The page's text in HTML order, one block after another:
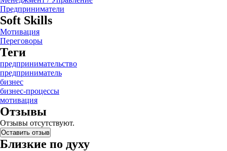
Предприниматели
Soft Skills
Мотивация
Переговоры
Теги
предпринимательство
предприниматель
бизнес
бизнес-процессы
мотивация
Отзывы
Отзывы отсутствуют.
Оставить отзыв
Близкие по духу